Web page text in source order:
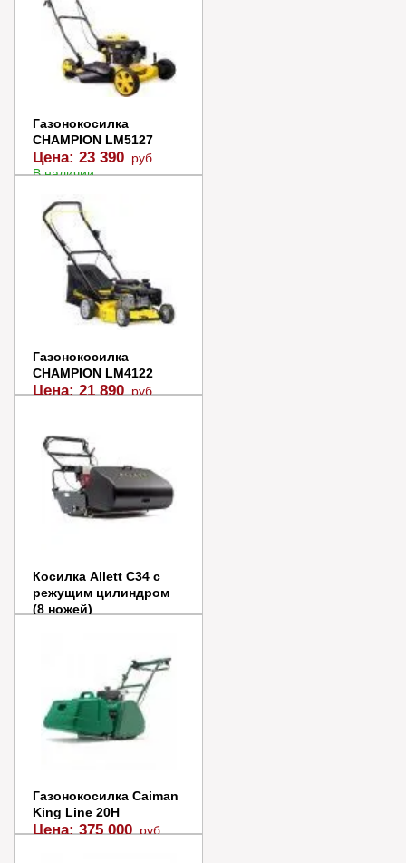
Купить в 1 клик
Газонокосилка
CHAMPION LM5127
Цена: 23 390 руб.
В наличии
Купить в 1 клик
Газонокосилка
CHAMPION LM4122
Цена:21 890 руб.
Купить в 1 клик
Косилка Allett C34 c
режущим цилиндром
(8 ножей)
Заказать
Купить в 1 клик
Газонокосилка Caiman
King Line 20H
Цена:375 000 руб.